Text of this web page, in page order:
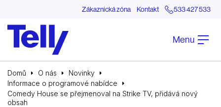
Zákaznická zóna Kontakt 533 427 533
Menu
Domů O nás
Novinky
Informace o programové nabídce
Comedy House se přejmenoval na Strike TV, přidává nový
obsah